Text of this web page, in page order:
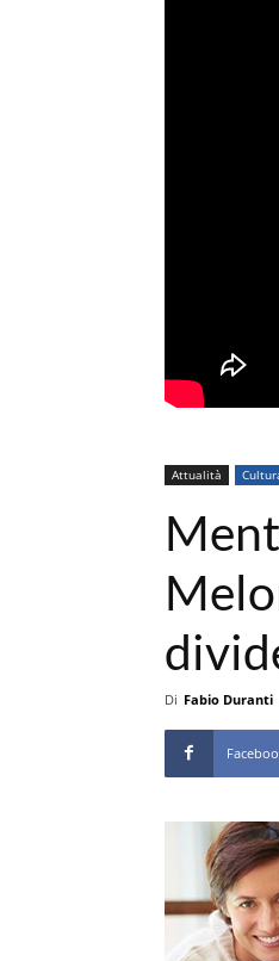
Attualità
Di Fabio Duranti